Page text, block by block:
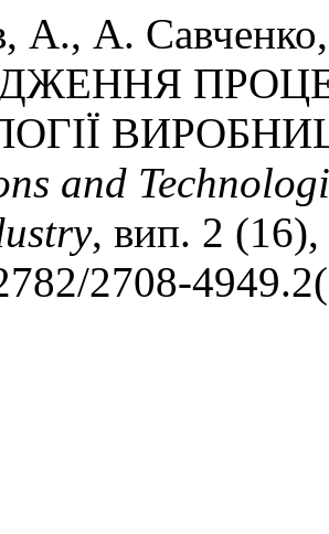
А., А.
and
, вип. 2 (16),
2708-